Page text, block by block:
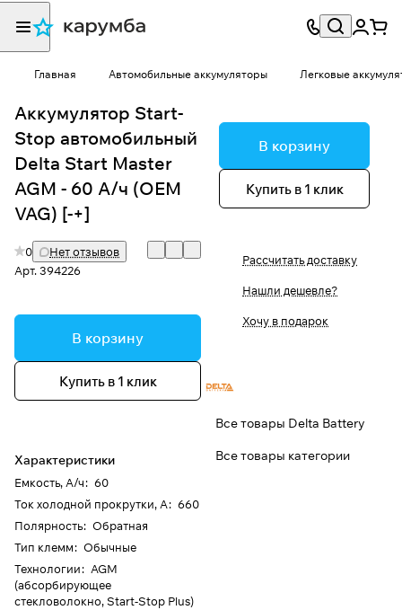
Главная Автомобильные аккумуляторы Легковые
Аккумулятор Start-
Stop автомобильный
Delta Start Master
AGM - 60 А/ч (OEM
VAG) [-+]
0
Нет отзывов
Арт.394226
В корзину
Купить в 1 клик
Характеристики
Емкость, А/ч: 60
Ток холодной прокрутки, А: 660
Полярность: Обратная
Тип клемм: Обычные
Технологии: AGM
(абсорбирующее
стекловолокно, Start-Stop Plus)
В корзину
Купить в 1 клик
Рассчитать доставку
Нашли дешевле?
Хочу в подарок
Все товары Delta Battery
Все товары категории